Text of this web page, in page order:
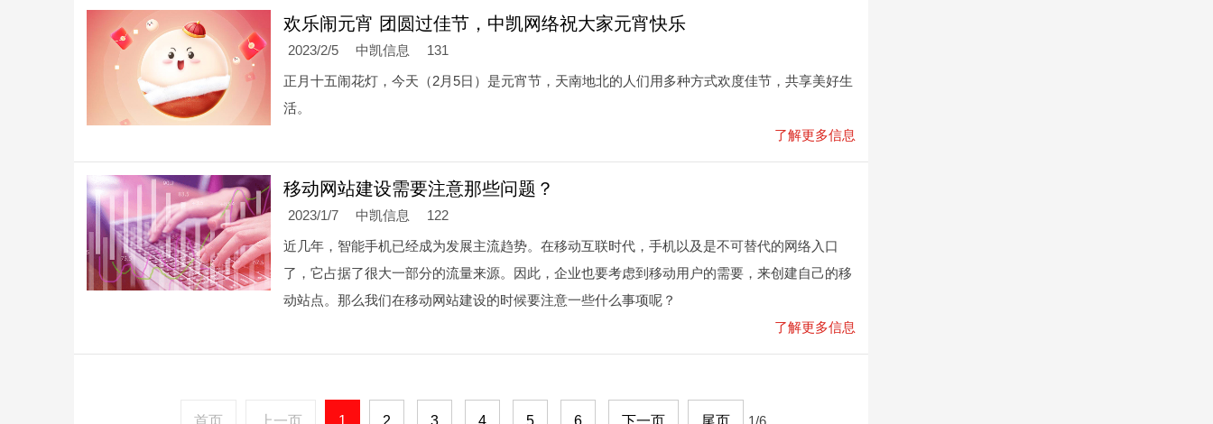
欢乐闹元宵 团圆过佳节，中凯网络祝大家元宵快乐
2023/2/5 中凯信息
131
正月十五闹花灯，今天（2月5日）是元宵节，天南地北的人们用多种方式欢度佳节，共享美好生
活。
了解更多信息
移动网站建设需要注意那些问题？
2023/1/7 中凯信息
122
近几年，智能手机已经成为发展主流趋势。在移动互联时代，手机以及是不可替代的网络入口
了，它占据了很大一部分的流量来源。因此，企业也要考虑到移动用户的需要，来创建自己的移
动站点。那么我们在移动网站建设的时候要注意一些什么事项呢？
了解更多信息